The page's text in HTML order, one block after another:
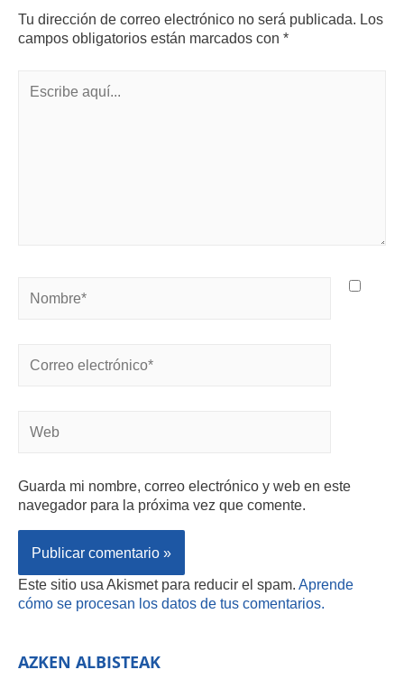
Tu dirección de correo electrónico no será publicada. Los
campos obligatorios están marcados con *
Guarda mi nombre, correo electrónico y web en este
navegador para la próxima vez que comente.
Este sitio usa Akismet para reducir el spam. Aprende
cómo se procesan los datos de tus comentarios.
AZKEN ALBISTEAK